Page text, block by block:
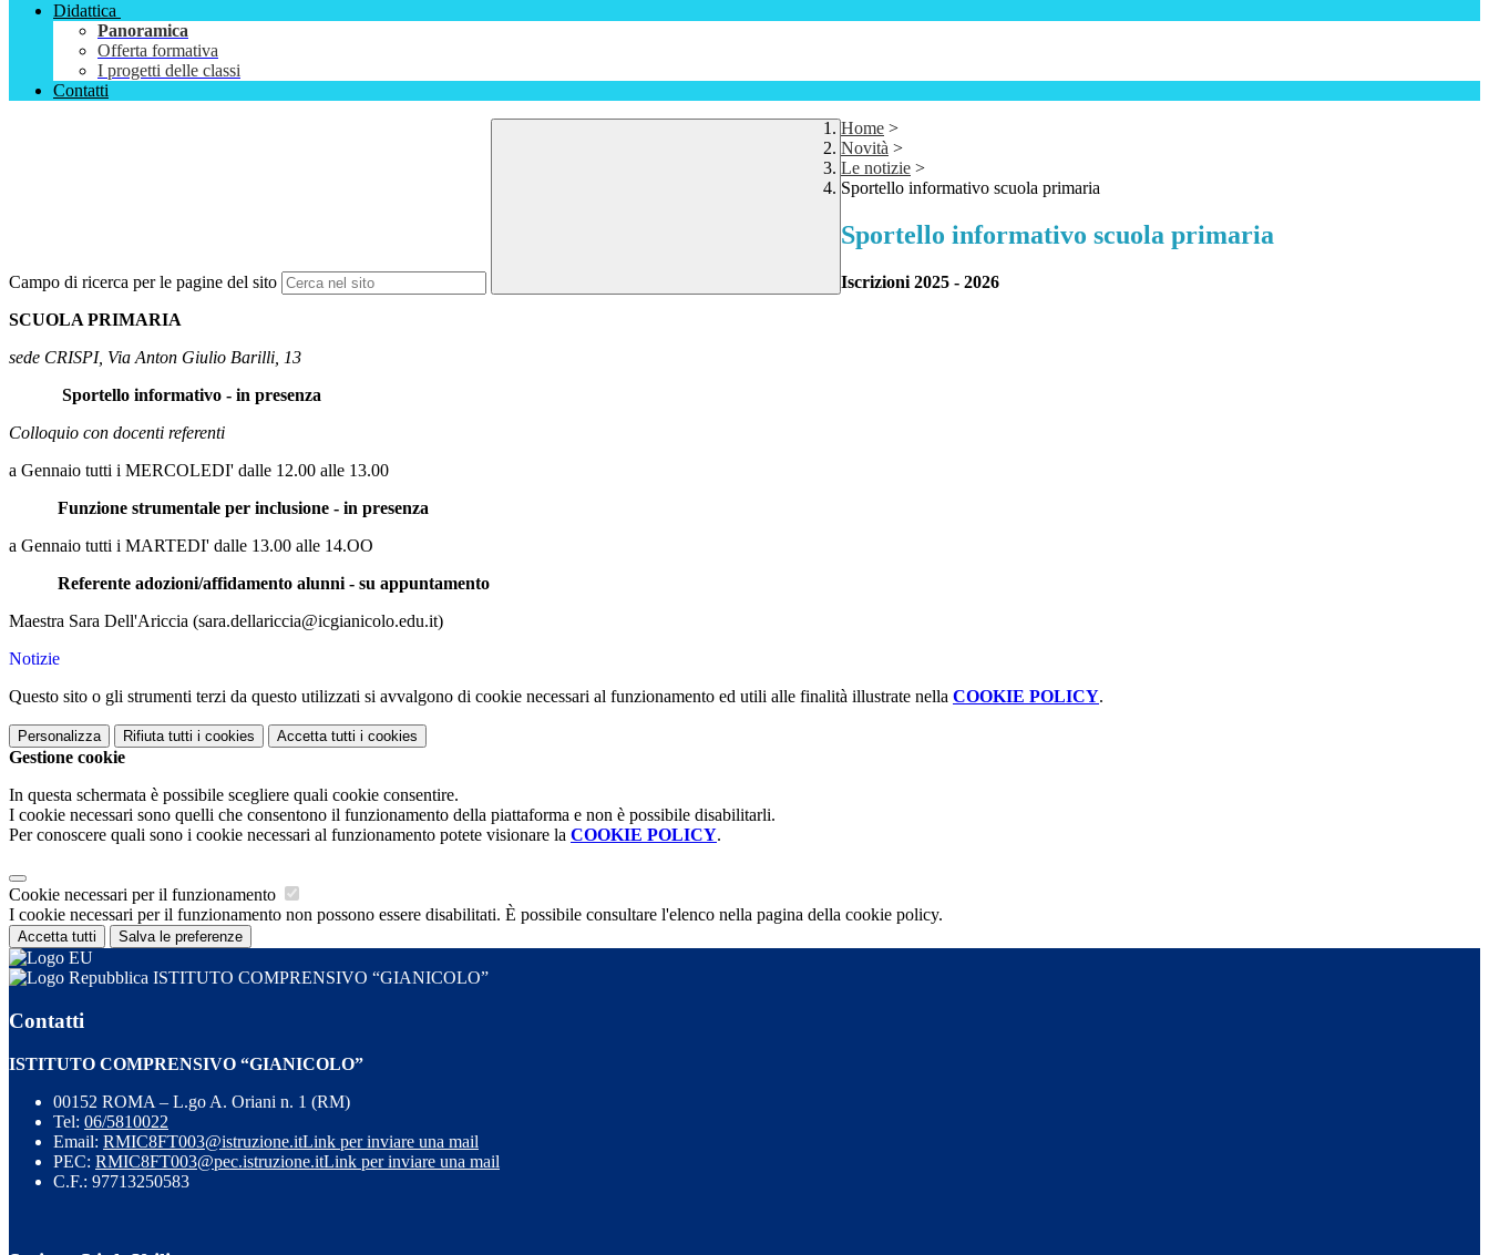
Didattica
Panoramica
Offerta formativa
I progetti delle classi
Contatti
Campo di ricerca per le pagine del sito
Home >
Novità >
Le notizie >
Sportello informativo scuola primaria
Sportello informativo scuola primaria
Iscrizioni 2025 - 2026
SCUOLA PRIMARIA
sede CRISPI, Via Anton Giulio Barilli, 13
Sportello informativo - in presenza
Colloquio con docenti referenti
a Gennaio tutti i MERCOLEDI' dalle 12.00 alle 13.00
Funzione strumentale per inclusione - in presenza
a Gennaio tutti i MARTEDI' dalle 13.00 alle 14.OO
Referente adozioni/affidamento alunni - su appuntamento
Maestra Sara Dell'Ariccia (sara.dellariccia@icgianicolo.edu.it)
Notizie
Questo sito o gli strumenti terzi da questo utilizzati si avvalgono di cookie necessari al funzionamento ed utili alle finalità illustrate nella COOKIE POLICY.
Personalizza Rifiuta tutti i cookies Accetta tutti i cookies
Gestione cookie
In questa schermata è possibile scegliere quali cookie consentire.
I cookie necessari sono quelli che consentono il funzionamento della piattaforma e non è possibile disabilitarli.
Per conoscere quali sono i cookie necessari al funzionamento potete visionare la COOKIE POLICY.
Cookie necessari per il funzionamento
I cookie necessari per il funzionamento non possono essere disabilitati. È possibile consultare l'elenco nella pagina della cookie policy.
Accetta tutti Salva le preferenze
ISTITUTO COMPRENSIVO “GIANICOLO”
Contatti
ISTITUTO COMPRENSIVO “GIANICOLO”
00152 ROMA – L.go A. Oriani n. 1 (RM)
Tel: 06/5810022
Email: RMIC8FT003@istruzione.itLink per inviare una mail
PEC: RMIC8FT003@pec.istruzione.itLink per inviare una mail
C.F.: 97713250583